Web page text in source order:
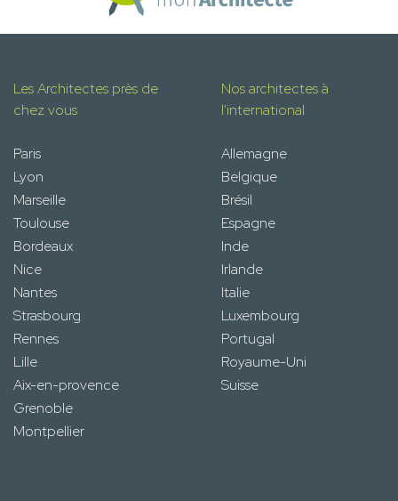
Les Architectes près de
chez vous
Paris
Lyon
Marseille
Toulouse
Bordeaux
Nice
Nantes
Strasbourg
Rennes
Lille
Aix-en-provence
Grenoble
Montpellier
Nos architectes à
l'international
Allemagne
Belgique
Brésil
Espagne
Inde
Irlande
Italie
Luxembourg
Portugal
Royaume-Uni
Suisse